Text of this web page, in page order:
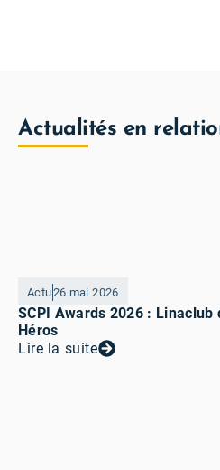
Actualités en
Actu26 mai 2026
SCPI Awards 2026 :
Héros
Lire la suite